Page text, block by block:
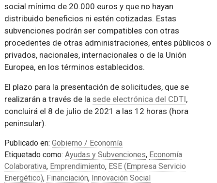
social mínimo de 20.000 euros y que no hayan
distribuido beneficios ni estén cotizadas. Estas
subvenciones podrán ser compatibles con otras
procedentes de otras administraciones, entes públicos o
privados, nacionales, internacionales o de la Unión
Europea, en los términos establecidos.
El plazo para la presentación de solicitudes, que se
realizarán a través de la sede electrónica del CDTI,
concluirá el 8 de julio de 2021 a las 12 horas (hora
peninsular).
Publicado en: Gobierno / Economía
Etiquetado como: Ayudas y Subvenciones, Economía
Colaborativa, Emprendimiento, ESE (Empresa Servicio
Energético), Financiación, Innovación Social